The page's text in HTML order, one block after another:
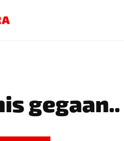
gegaan..